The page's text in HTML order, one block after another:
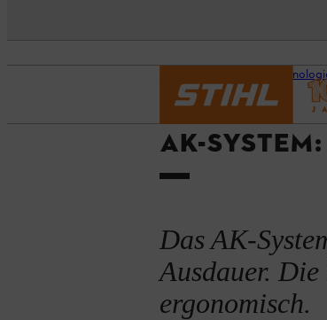
STIHL
AK-
Das AK-
Ausdauer.
ergonomisch.